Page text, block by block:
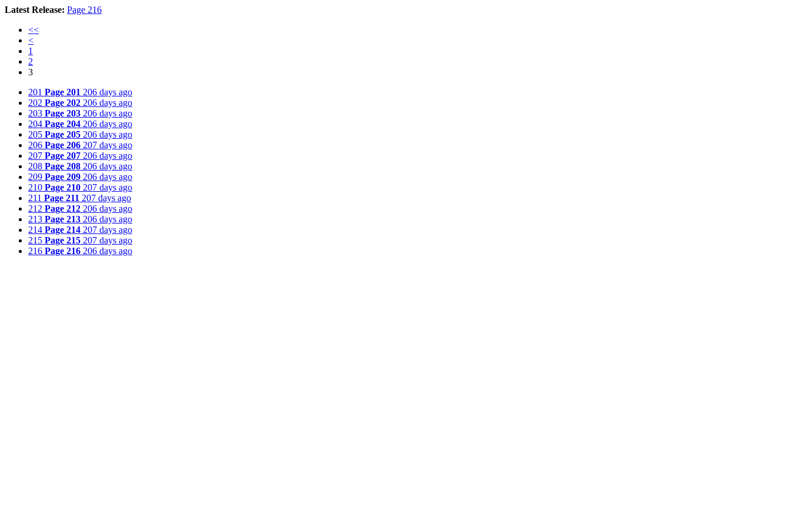
Latest Release: Page 216
<<
<
1
2
3
201 Page 201 206 days ago
202 Page 202 206 days ago
203 Page 203 206 days ago
204 Page 204 206 days ago
205 Page 205 206 days ago
206 Page 206 207 days ago
207 Page 207 206 days ago
208 Page 208 206 days ago
209 Page 209 206 days ago
210 Page 210 207 days ago
211 Page 211 207 days ago
212 Page 212 206 days ago
213 Page 213 206 days ago
214 Page 214 207 days ago
215 Page 215 207 days ago
216 Page 216 206 days ago